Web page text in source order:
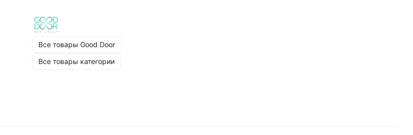
Все товары Good Door
Все товары категории